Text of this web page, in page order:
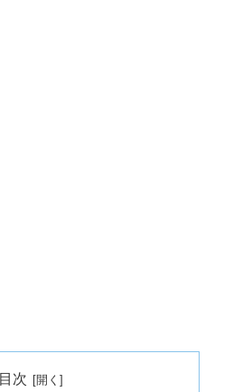
目次